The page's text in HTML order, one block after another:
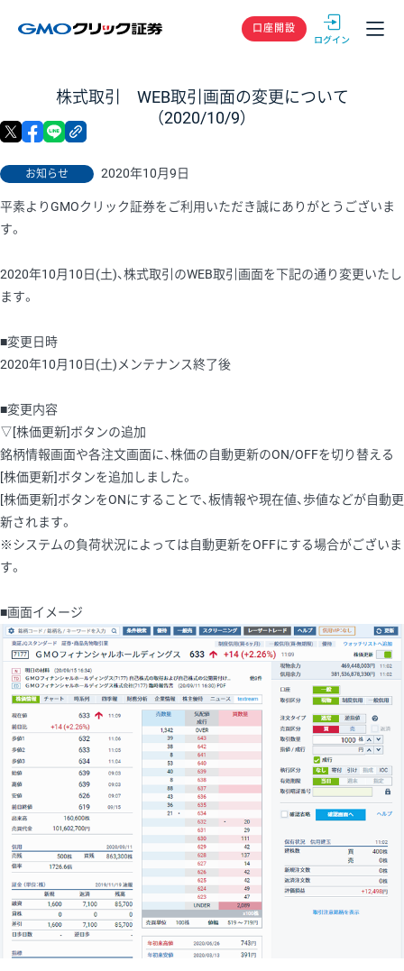
GMOクリック
口座開設
株式取引 WEB取引画面の変更について
（2020/10/9）
お知らせ 2020年10月9日
X facebook
平素よりGMOクリック証券をご利用いただき誠にありがとうございま
す。
2020年10月10日(土)、株式取引のWEB取引画面を下記の通り変更いたし
ます。
■変更日時
2020年10月10日(土)メンテナンス終了後
■変更内容
▽[株価更新]ボタンの追加
銘柄情報画面や各注文画面に、株価の自動更新のON/OFFを切り替える
[株価更新]ボタンを追加しました。
[株価更新]ボタンをONにすることで、板情報や現在値、歩値などが自動更
新されます。
※システムの負荷状況によっては自動更新をOFFにする場合がございま
す。
■画面イメージ